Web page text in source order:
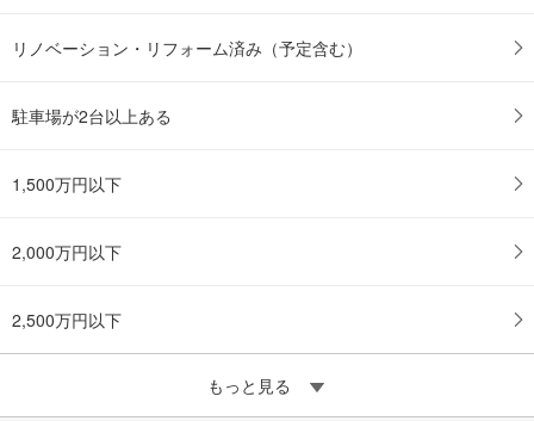
リノベーション・リフォーム済み（予定含む）
駐車場が2台以上ある
1,500万円以下
2,000万円以下
2,500万円以下
もっと見る